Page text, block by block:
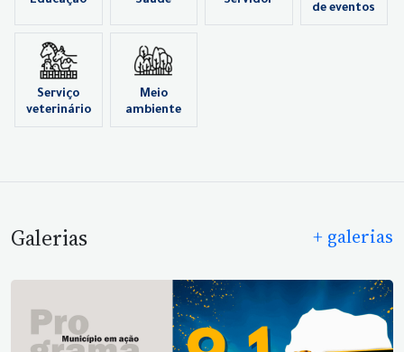
de eventos
Serviço
veterinário
Meio
ambiente
Galerias + galerias